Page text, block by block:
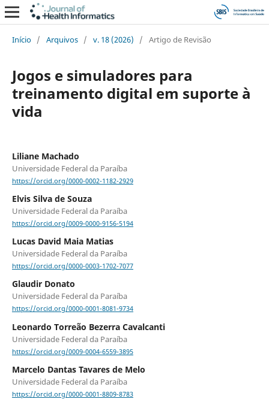
Início / Arquivos / v. 18 (2026) / Artigo de Revisão
Jogos e simuladores para
treinamento digital em suporte à
vida
Liliane Machado
Universidade Federal da Paraíba
https://orcid.org/0000-0002-1182-2929
Elvis Silva de Souza
Universidade Federal da Paraíba
https://orcid.org/0009-0000-9156-5194
Lucas David Maia Matias
Universidade Federal da Paraíba
https://orcid.org/0000-0003-1702-7077
Glaudir Donato
Universidade Federal da Paraíba
https://orcid.org/0000-0001-8081-9734
Leonardo Torreão Bezerra Cavalcanti
Universidade Federal da Paraíba
https://orcid.org/0009-0004-6559-3895
Marcelo Dantas Tavares de Melo
Universidade Federal da Paraíba
https://orcid.org/0000-0001-8809-8783